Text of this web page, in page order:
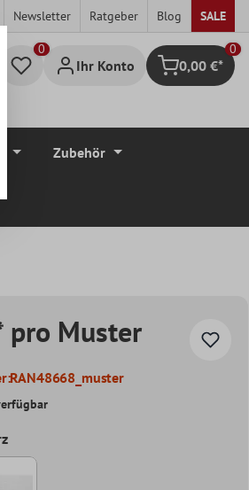
Newsletter Ratgeber Blog SALE
Ihr Konto Warenkorb
0
0,00 €*
Zubehör
pro Muster
RAN48668_muster